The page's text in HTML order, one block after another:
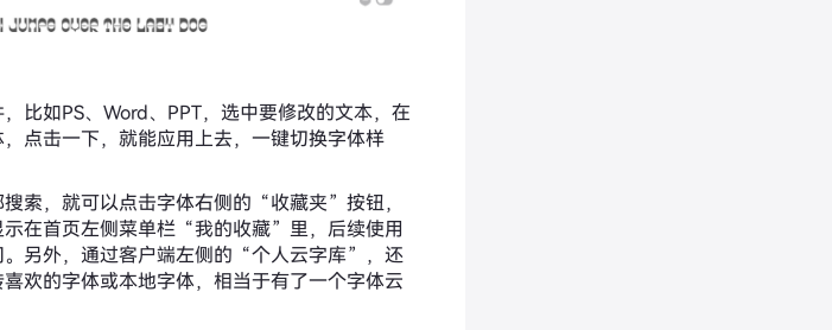
比如PS、Word、PPT，选中要修改的文本，在
点击一下，就能应用上去，一键切换字体样
索，就可以点击字体右侧的“收藏夹”按钮，
在首页左侧菜单栏“我的收藏”里，后续使用
。另外，通过客户端左侧的“个人云字库”，还
欢的字体或本地字体，相当于有了一个字体云